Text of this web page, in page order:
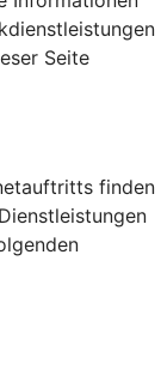
Seite
finden